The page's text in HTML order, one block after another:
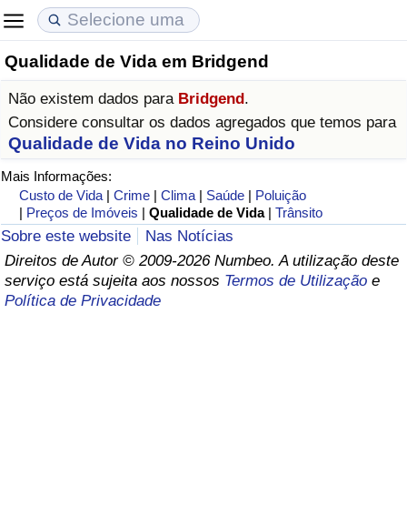
Qualidade de Vida em Bridgend
Não existem dados para Bridgend.
Considere consultar os dados agregados que temos para
Qualidade de Vida no Reino Unido
Mais Informações:
Custo de Vida |Crime |Clima | Saúde | Poluição
| Preços de Imóveis |Qualidade de Vida |Trânsito
Sobre este website
Nas Notícias
Direitos de Autor © 2009-2026 Numbeo. A utilização deste
serviço está sujeita aos nossos Termos de Utilização e
Política de Privacidade
Custo de Vida
Indicador de Custo de Vida (Atual)
Indicador de Custo de Vida
Indicador de Custo de Vida Por País
em Aqaba
Preços de Imóveis
Indicador de Preços de Imóveis (Atual)
Indicador de Preços de Imóveis
Indicador de Preços de Imóveis por País
Qualidade de Vida
Indicador de Qualidade de Vida
Indicador de Qualidade de Vida (Atual)
Índice de qualidade de vida por país
Crime
Taxa do Indicador de Crime (Atual)